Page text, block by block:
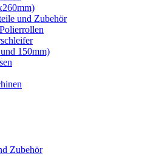
und Zubehör
Polierrollen
150mm)
Zubehör